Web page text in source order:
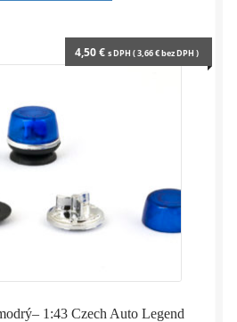
1:43 Czech Auto Legend
4,50€ s DPH (3,66€bez DPH )